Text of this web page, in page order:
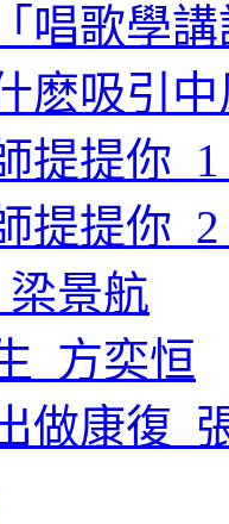
唱歌學
麽吸引
提提你
提提你
梁景航
_方奕恒
做康復_